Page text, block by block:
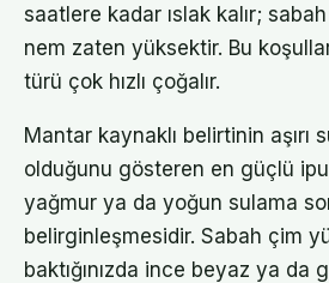
saatlere kadar ıslak kalır;
nem zaten yüksektir. Bu
türü çok hızlı çoğalır.
Mantar kaynaklı belirtinin aşırı
olduğunu gösteren en güçlü
yağmur ya da yoğun sulama
belirginleşmesidir. Sabah çim
baktığınızda ince beyaz ya da